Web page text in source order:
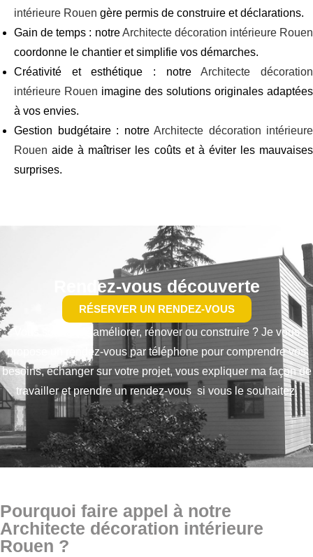
intérieure Rouen gère permis de construire et déclarations.
Gain de temps : notreArchitecte décoration intérieure Rouen
coordonne le chantier et simplifie vos démarches.
Créativité et esthétique : notreArchitecte décoration
intérieure Rouen imagine des solutions originales adaptées
à vos envies.
Gestion budgétaire : notre Architecte décoration intérieure
Rouen aide à maîtriser les coûts et à éviter les mauvaises
surprises.
Rendez-vous découverte
RÉSERVER UN RENDEZ-VOUS
Vous souhaitez améliorer, rénover ou construire ? Je vous
propose un rendez-vous par téléphone pour comprendre vos
besoins,échanger sur votre projet, vous expliquer ma façon de
travailler et prendre un rendez-vous si vous le souhaitez.
Pourquoi faire appel à notre
Architecte décoration intérieure
Rouen ?